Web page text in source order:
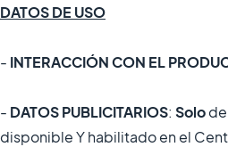
DATOS DE USO
- INTERACCIÓN CON EL
- DATOS PUBLICITARIOS: Solo
disponible Y habilitado en el